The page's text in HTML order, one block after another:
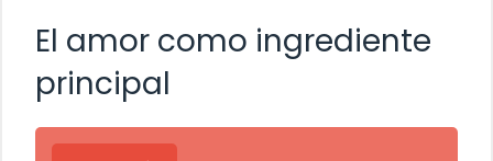
El amor como ingrediente
principal